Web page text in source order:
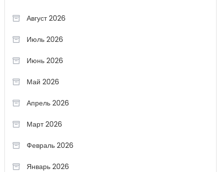
Август 2026
Июль 2026
Июнь 2026
Май 2026
Апрель 2026
Март 2026
Февраль 2026
Январь 2026